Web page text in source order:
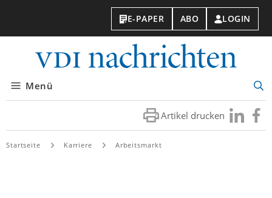
E-PAPER ABO LOGIN
Menü
Artikel drucken Besuchen
Sie
Sie
Startseite Karriere Arbeitsmarkt